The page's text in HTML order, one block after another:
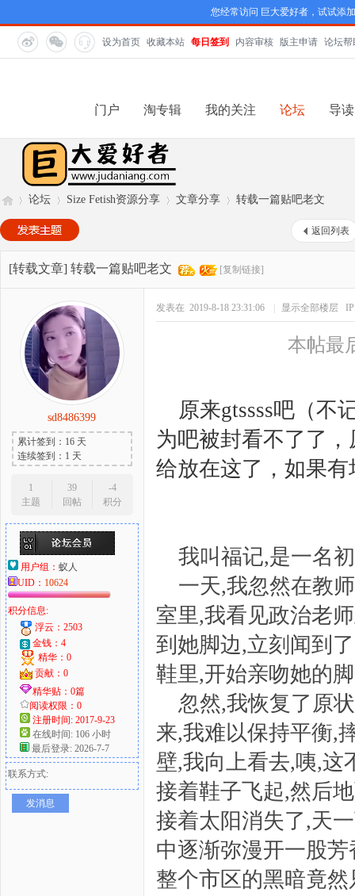
您经常访问 巨大爱好者，试试添
设为首页 收藏本站 每日签到 内容审核 版主申请 论坛帮
门户 淘专辑 我的关注 论坛 导读
巨
爱
好
»
论坛
›
Size Fetish资源分享
›
文章分享
›
转载一篇贴吧老文
返回列表
[转载文章] 转载一篇贴吧老文 [复制链接]
sd8486399
累计签到：16 天
连续签到：1 天
1
主题
39
回帖
-4
积分
用户组： 蚁人
UID： 10624
积分信息:
浮云：2503
金钱：4
精华：0
贡献：0
精华贴：0篇
阅读权限：0
注册时间: 2017-9-23
在线时间: 106 小时
最后登录: 2026-7-7
联系方式:
发消息
发表在 2019-8-18 23:31:06 显示全部楼层
本帖最
原来gtssss吧（不
为吧被封看不了了
给放在这了，如果
我叫福记,是一名
一天,我忽然在教
室里,我看见政治老
到她脚边,立刻闻到
鞋里,开始亲吻她的
忽然,我恢复了原
来,我难以保持平衡,
壁,我向上看去,咦,这
接着鞋子飞起,然后
接着太阳消失了,天
中逐渐弥漫开一股
整个市区的黑暗竟